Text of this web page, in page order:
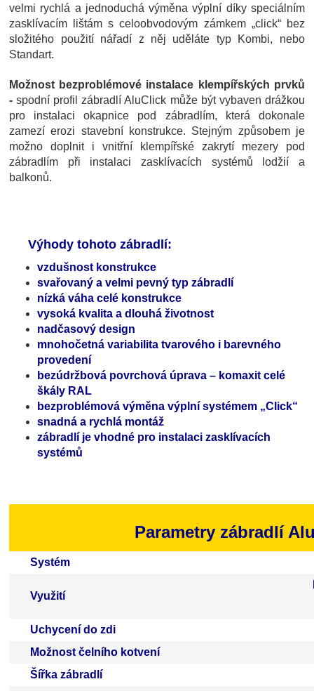
velmi rychlá a jednoduchá výměna výplní díky speciálním
zasklívacím lištám s celoobvodovým zámkem „click“ bez
složitého použití nářadí z něj uděláte typ Kombi, nebo
Standart.
Možnost bezproblémové instalace klempířských prvků
- spodní profil zábradlí AluClick může být vybaven drážkou
pro instalaci okapnice pod zábradlím, která dokonale
zamezí erozi stavební konstrukce. Stejným způsobem je
možno doplnit i vnitřní klempířské zakrytí mezery pod
zábradlím při instalaci zasklívacích systémů lodžií a
balkonů.
Výhody tohoto zábradlí:
vzdušnost konstrukce
svařovaný a velmi pevný typ zábradlí
nízká váha celé konstrukce
vysoká kvalita a dlouhá životnost
nadčasový design
mnohočetná variabilita tvarového i barevného
provedení
bezúdržbová povrchová úprava – komaxit celé
škály RAL
bezproblémová výměna výplní systémem „Click“
snadná a rychlá montáž
zábradlí je vhodné pro instalaci zasklívacích
systémů
Parametry zábradlí
Systém
Využití
Uchycení do zdi
Možnost čelního kotvení
Šířka zábradlí